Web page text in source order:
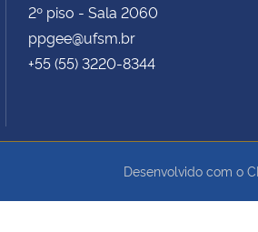
2º piso - Sala 2060
ppgee@ufsm.br
+55 (55) 3220-8344
Desenvolvido com o